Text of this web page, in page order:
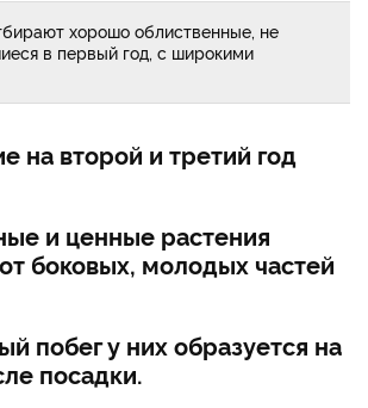
хорошо облиственные, не
в первый год, с широкими
на второй и третий год
и ценные растения
боковых, молодых частей
побег у них образуется на
посадки.